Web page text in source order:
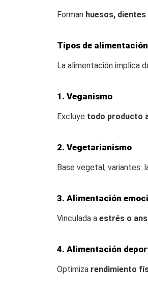
Forman huesos, dientes
Tipos de
La alimentación implica
1. Veganismo
Excluye todo producto
2. Vegetarianismo
Base vegetal;
3. Alimentación
Vinculada a estrés o
4. Alimentación
Optimiza rendimiento